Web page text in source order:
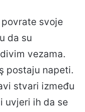
svoje
da su
vezama.
postaju napeti.
stvari između
uvjeri ih da se